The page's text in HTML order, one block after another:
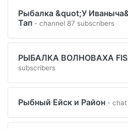
Рыбалка &quot;У
Тап - channel 87 subscribers
РЫБАЛКА ВОЛНОВАХА
subscribers
Рыбный Ейск и Район -